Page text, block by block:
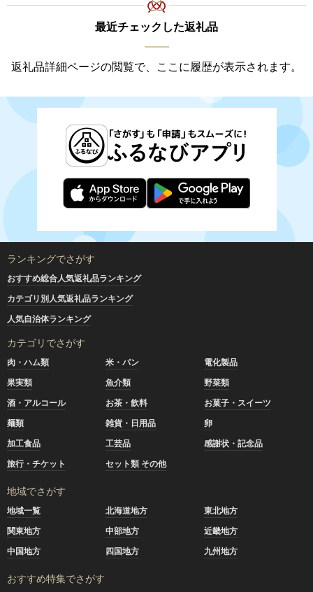
最近チェックした返礼品
返礼品詳細ページの閲覧で、ここに履歴が表示されます。
ランキングでさがす
おすすめ総合人気返礼品ランキング
カテゴリ別人気返礼品ランキング
人気自治体ランキング
カテゴリでさがす
肉・ハム類 米・パン
電化製品
果実類
魚介類
野菜類
酒・アルコール
お茶・飲料
お菓子・スイーツ
麺類
雑貨・日用品
卵
加工食品
工芸品
感謝状・記念品
旅行・チケット
セット類 その他
地域でさがす
地域一覧 北海道地方
東北地方
関東地方
中部地方
近畿地方
中国地方
四国地方 九州地方
おすすめ特集でさがす